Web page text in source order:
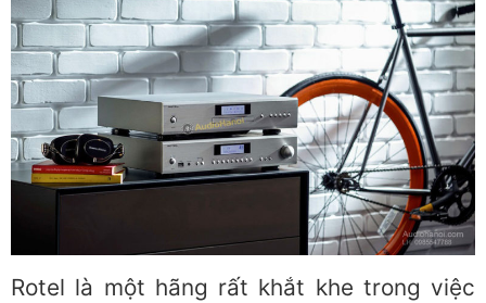
Rotel là một hãng rất khắt khe trong việc